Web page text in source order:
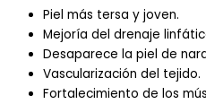
Piel más tersa y joven.
Mejoría del drenaje
Desaparece la piel de
Vascularización del tejido.
Fortalecimiento de los